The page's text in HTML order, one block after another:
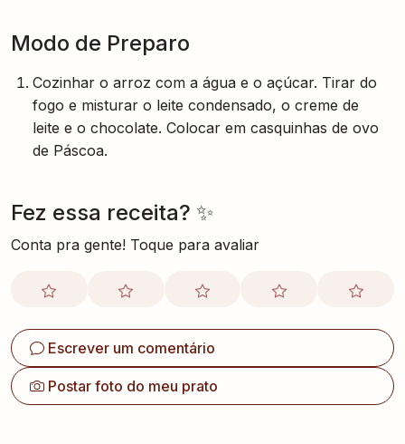
Modo de Preparo
Cozinhar o arroz com a água e o açúcar. Tirar do
fogo e misturar o leite condensado, o creme de
leite e o chocolate. Colocar em casquinhas de ovo
de Páscoa.
Fez essa receita? ✨
Conta pra gente! Toque para avaliar
Escrever um comentário
Postar foto do meu prato